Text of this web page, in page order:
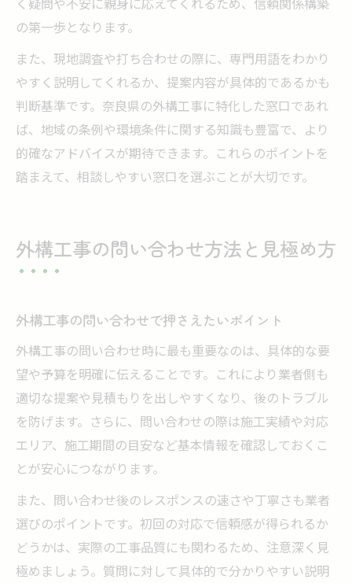
の第一歩となります。
また、現地調査や打ち合わせの際に、専門用語をわかり
やすく説明してくれるか、提案内容が具体的であるかも
判断基準です。奈良県の外構工事に特化した窓口であれ
ば、地域の条例や環境条件に関する知識も豊富で、より
的確なアドバイスが期待できます。これらのポイントを
踏まえて、相談しやすい窓口を選ぶことが大切です。
外構工事の問い合わせ方法と見極め方
外構工事の問い合わせで押さえたいポイント
外構工事の問い合わせ時に最も重要なのは、具体的な要
望や予算を明確に伝えることです。これにより業者側も
適切な提案や見積もりを出しやすくなり、後のトラブル
を防げます。さらに、問い合わせの際は施工実績や対応
エリア、施工期間の目安など基本情報を確認しておくこ
とが安心につながります。
また、問い合わせ後のレスポンスの速さや丁寧さも業者
選びのポイントです。初回の対応で信頼感が得られるか
どうかは、実際の工事品質にも関わるため、注意深く見
極めましょう。質問に対して具体的で分かりやすい説明